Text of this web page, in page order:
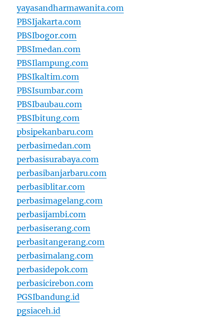
yayasandharmawanita.com
PBSIjakarta.com
PBSIbogor.com
PBSImedan.com
PBSIlampung.com
PBSIkaltim.com
PBSIsumbar.com
PBSIbaubau.com
PBSIbitung.com
pbsipekanbaru.com
perbasimedan.com
perbasisurabaya.com
perbasibanjarbaru.com
perbasiblitar.com
perbasimagelang.com
perbasijambi.com
perbasiserang.com
perbasitangerang.com
perbasimalang.com
perbasidepok.com
perbasicirebon.com
PGSIbandung.id
pgsiaceh.id